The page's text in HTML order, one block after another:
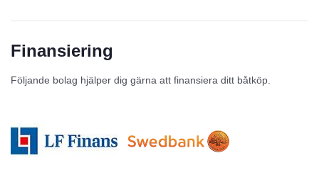
Finansiering
Följande bolag hjälper dig gärna att finansiera ditt båtköp.